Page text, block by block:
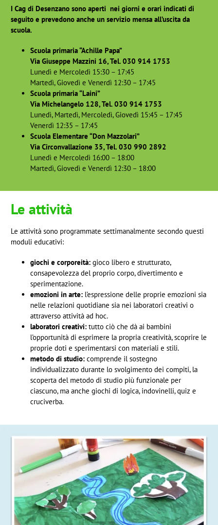
I Cag di Desenzano sono aperti nei giorni e orari indicati di
seguito e prevedono anche un servizio mensa all’uscita da
scuola.
Scuola primaria “Achille Papa”
Via Giuseppe Mazzini 16, Tel. 030 914 1753
Lunedì e Mercoledì 15:30 – 17:45
Martedì, Giovedì e Venerdì 12:30 – 17:45
Scuola primaria “Laini”
Via Michelangelo 128, Tel. 030 914 1753
Lunedì, Martedì, Mercoledì, Giovedì 15:45 – 17:45
Venerdì 12:35 – 17:45
Scuola Elementare “Don Mazzolari”
Via Circonvallazione 35, Tel. 030 990 2892
Lunedì e Mercoledì 16:00 – 18:00
Martedì, Giovedì e Venerdì 12:30 – 18:00
Le attività
Le attività sono programmate settimanalmente secondo questi
moduli educativi:
giochi e corporeità: gioco libero e strutturato,
consapevolezza del proprio corpo, divertimento e
sperimentazione.
emozioni in arte: l’espressione delle proprie emozioni sia
nelle relazioni quotidiane sia nei laboratori creativi o
attraverso attività ad hoc.
laboratori creativi: tutto ciò che dà ai bambini
l’opportunità di esprimere la propria creatività, scoprire le
proprie doti e sperimentarsi con materiali e stili.
metodo di studio: comprende il sostegno
individualizzato durante lo svolgimento dei compiti, la
scoperta del metodo di studio più funzionale per
ciascuno, ma anche giochi di logica, indovinelli, quiz e
cruciverba.